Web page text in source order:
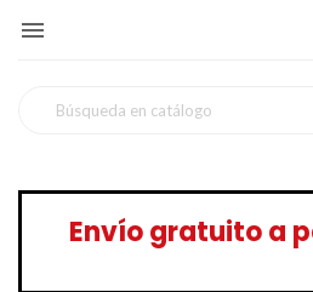

Envío gratuito a